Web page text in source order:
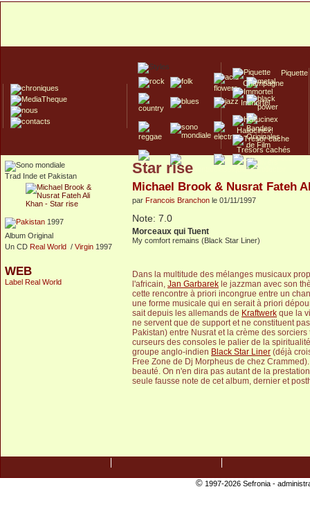
Piquette
Champagne
Immortel
Hallucinex!
Trésors cachés
Culte/Collector
Trad Inde et Pakistan
1997
Album Original
Un CD Real World / Virgin 1997
WEB
Label Real World
Star rise
Michael Brook & Nusrat Fateh
par Francois Branchon le 01/11/1997
Note: 7.0
Morceaux qui Tuent
My comfort remains (Black Star Liner)
Dans la multitude des mélanges musicaux
l'africain, Jan Garbarek le jazzman avec son
cette rencontre à priori incongrue entre un
une forme musicale qui en serait à priori
sait depuis les allemands de Kraftwerk que la
ne servent que de support et ne constituent
Pakistan) entre Nusrat et la crème des
curseurs des consoles le palier de la
groupe anglo-indien Black Star Liner (déjà
Free Zone de Dj Morpheus de chez
beauté. On n'en dira pas autant de la
seule fausse note de cet album, dernier et
©1997-2026 Sefronia -